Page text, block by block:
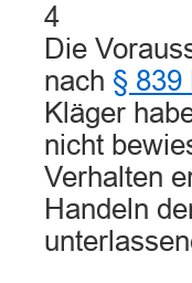
4
Die
nach § 839
Kläger
nicht
Verhalten
Handeln